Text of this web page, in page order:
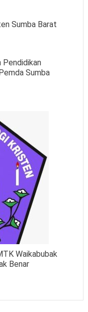
Sumba Barat
Pendidikan
Sumba
Waikabubak
Benar